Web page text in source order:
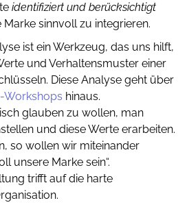
identifiziert und berücksichtigt
sinnvoll zu integrieren.
ist ein Werkzeug, das uns hilft,
und Verhaltensmuster einer
Diese Analyse geht über
Workshops hinaus.
glauben zu wollen, man
und diese Werte erarbeiten.
so wollen wir miteinander
unsere Marke sein“.
trifft auf die harte